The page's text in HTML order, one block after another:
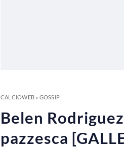
CALCIOWEB» GOSSIP
Belen
pazzesca